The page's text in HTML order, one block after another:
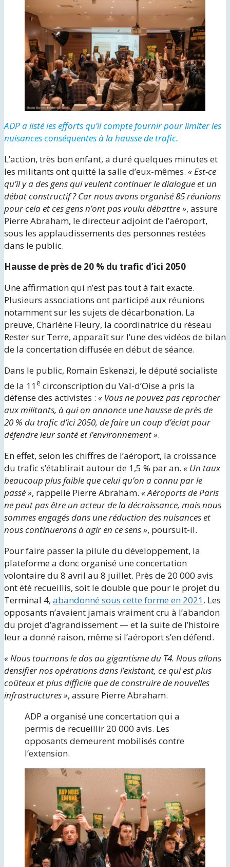
ADP a listé les efforts qu’il compte fournir pour limiter les
nuisances conséquentes à la hausse de trafic.
L’action, très bon enfant, a duré quelques minutes et
les militants ont quitté la salle d’eux-mêmes. « Est-ce
qu’il y a des gens qui veulent continuer le dialogue et un
débat constructif ? Car nous avons organisé 85 réunions
pour cela et ces gens n’ont pas voulu débattre », assure
Pierre Abraham, le directeur adjoint de l’aéroport,
sous les applaudissements des personnes restées
dans le public.
Hausse de près de 20 % du trafic d’ici 2050
Une affirmation qui n’est pas tout à fait exacte.
Plusieurs associations ont participé aux réunions
notamment sur les sujets de décarbonation. La
preuve, Charlène Fleury, la coordinatrice du réseau
Rester sur Terre, apparaît sur l’une des vidéos de bilan
de la concertation diffusée en début de séance.
Dans le public, Romain Eskenazi, le député socialiste
de la 11e circonscription du Val-d’Oise a pris la
défense des activistes : « Vous ne pouvez pas reprocher
aux militants, à qui on annonce une hausse de près de
20 % du trafic d’ici 2050, de faire un coup d’éclat pour
défendre leur santé et l’environnement ».
En effet, selon les chiffres de l’aéroport, la croissance
du trafic s’établirait autour de 1,5 % par an. « Un taux
beaucoup plus faible que celui qu’on a connu par le
passé », rappelle Pierre Abraham. « Aéroports de Paris
ne peut pas être un acteur de la décroissance, mais nous
sommes engagés dans une réduction des nuisances et
nous continuerons à agir en ce sens », poursuit-il.
Pour faire passer la pilule du développement, la
plateforme a donc organisé une concertation
volontaire du 8 avril au 8 juillet. Près de 20 000 avis
ont été recueillis, soit le double que pour le projet du
Terminal 4, abandonné sous cette forme en 2021. Les
opposants n’avaient jamais vraiment cru à l’abandon
du projet d’agrandissement — et la suite de l’histoire
leur a donné raison, même si l’aéroport s’en défend.
« Nous tournons le dos au gigantisme du T4. Nous allons
densifier nos opérations dans l’existant, ce qui est plus
coûteux et plus difficile que de construire de nouvelles
infrastructures », assure Pierre Abraham.
ADP a organisé une concertation qui a
permis de recueillir 20 000 avis. Les
opposants demeurent mobilisés contre
l’extension.